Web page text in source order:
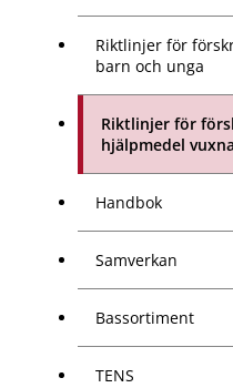
Riktlinjer för
barn och unga
Riktlinjer för
hjälpmedel vuxna
Handbok
Samverkan
Bassortiment
TENS